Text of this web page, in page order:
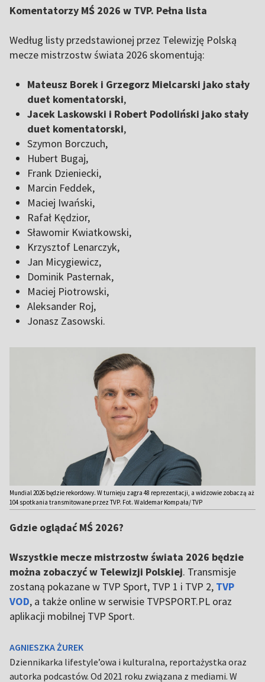
Komentatorzy MŚ 2026 w TVP. Pełna lista
Według listy przedstawionej przez Telewizję Polską
mecze mistrzostw świata 2026 skomentują:
Mateusz Borek i Grzegorz Mielcarski jako stały
duet komentatorski,
Jacek Laskowski i Robert Podoliński jako stały
duet komentatorski,
Szymon Borczuch,
Hubert Bugaj,
Frank Dzieniecki,
Marcin Feddek,
Maciej Iwański,
Rafał Kędzior,
Sławomir Kwiatkowski,
Krzysztof Lenarczyk,
Jan Micygiewicz,
Dominik Pasternak,
Maciej Piotrowski,
Aleksander Roj,
Jonasz Zasowski.
Mundial 2026 będzie rekordowy. W turnieju zagra 48 reprezentacji, a widzowie zobaczą aż
104 spotkania transmitowane przez TVP. Fot. Waldemar Kompała/ TVP
Gdzie oglądać MŚ 2026?
Wszystkie mecze mistrzostw świata 2026 będzie
można zobaczyć w Telewizji Polskiej. Transmisje
zostaną pokazane w TVP Sport, TVP 1 i TVP 2, TVP
VOD, a także online w serwisie TVPSPORT.PL oraz
aplikacji mobilnej TVP Sport.
AGNIESZKA ŻUREK
Dziennikarka lifestyle’owa i kulturalna, reportażystka oraz
autorka podcastów. Od 2021 roku związana z mediami. W